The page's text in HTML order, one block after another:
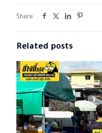
Share
Related posts